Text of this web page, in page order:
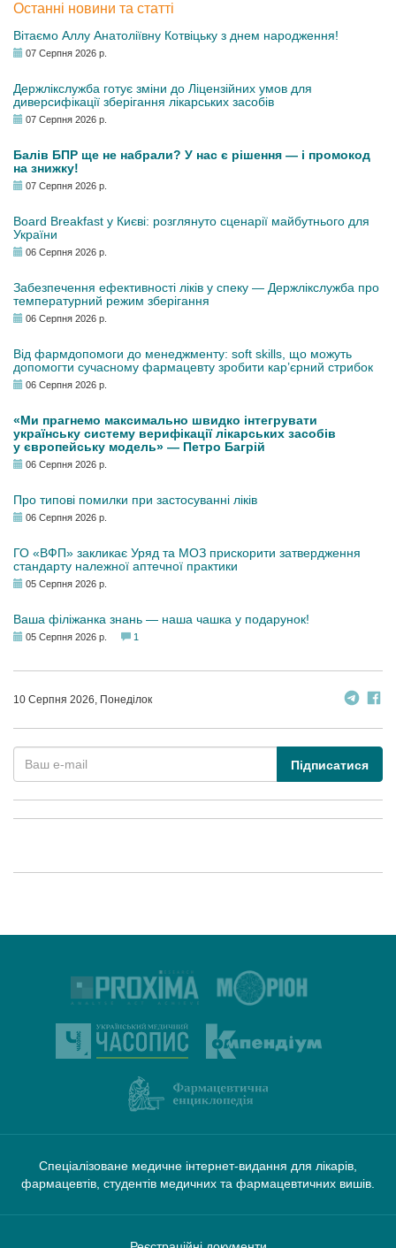
Останні новини та статті
Вітаємо Аллу Анатоліївну Котвіцьку з днем народження!
07 Серпня 2026 р.
Держлікслужба готує зміни до Ліцензійних умов для
диверсифікації зберігання лікарських засобів
07 Серпня 2026 р.
Балів БПР ще не набрали? У нас є рішення — і промокод
на знижку!
07 Серпня 2026 р.
Board Breakfast у Києві: розглянуто сценарії майбутнього для
України
06 Серпня 2026 р.
Забезпечення ефективності ліків у спеку — Держлікслужба про
температурний режим зберігання
06 Серпня 2026 р.
Від фармдопомоги до менеджменту: soft skills, що можуть
допомогти сучасному фармацевту зробити кар’єрний стрибок
06 Серпня 2026 р.
«Ми прагнемо максимально швидко інтегрувати
українську систему верифікації лікарських засобів
у європейську модель» — Петро Багрій
06 Серпня 2026 р.
Про типові помилки при застосуванні ліків
06 Серпня 2026 р.
ГО «ВФП» закликає Уряд та МОЗ прискорити затвердження
стандарту належної аптечної практики
05 Серпня 2026 р.
Ваша філіжанка знань — наша чашка у подарунок!
05 Серпня 2026 р. 1
10 Серпня 2026, Понеділок
Підписатися
Спеціалізоване медичне інтернет-видання для лікарів,
фармацевтів, студентів медичних та фармацевтичних вишів.